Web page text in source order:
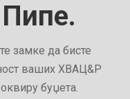
замке да бисте
ваших ХВАЦ&Р
буџета.